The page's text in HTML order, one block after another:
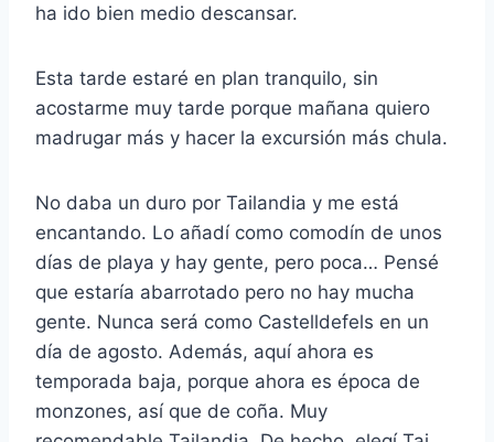
ha ido bien medio descansar.
Esta tarde estaré en plan tranquilo, sin
acostarme muy tarde porque mañana quiero
madrugar más y hacer la excursión más chula.
No daba un duro por Tailandia y me está
encantando. Lo añadí como comodín de unos
días de playa y hay gente, pero poca… Pensé
que estaría abarrotado pero no hay mucha
gente. Nunca será como Castelldefels en un
día de agosto. Además, aquí ahora es
temporada baja, porque ahora es época de
monzones, así que de coña. Muy